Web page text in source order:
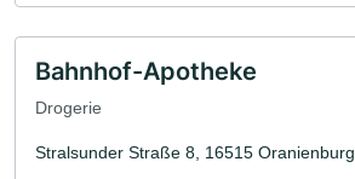
Bahnhof-Apotheke
Drogerie
Stralsunder Straße 8, 16515 Oranienburg